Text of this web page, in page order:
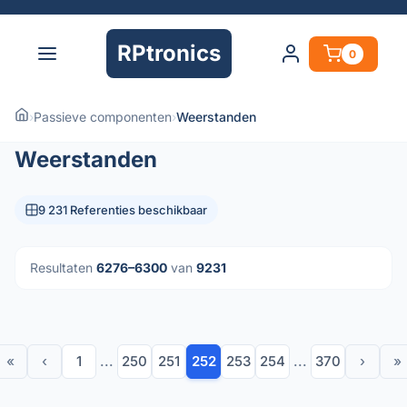
RPtronics 0
›Passieve componenten›Weerstanden
Weerstanden
9 231 Referenties beschikbaar
Resultaten 6276–6300 van 9231
« ‹ 1 ... 250 251 252 253 254 ... 370 › »